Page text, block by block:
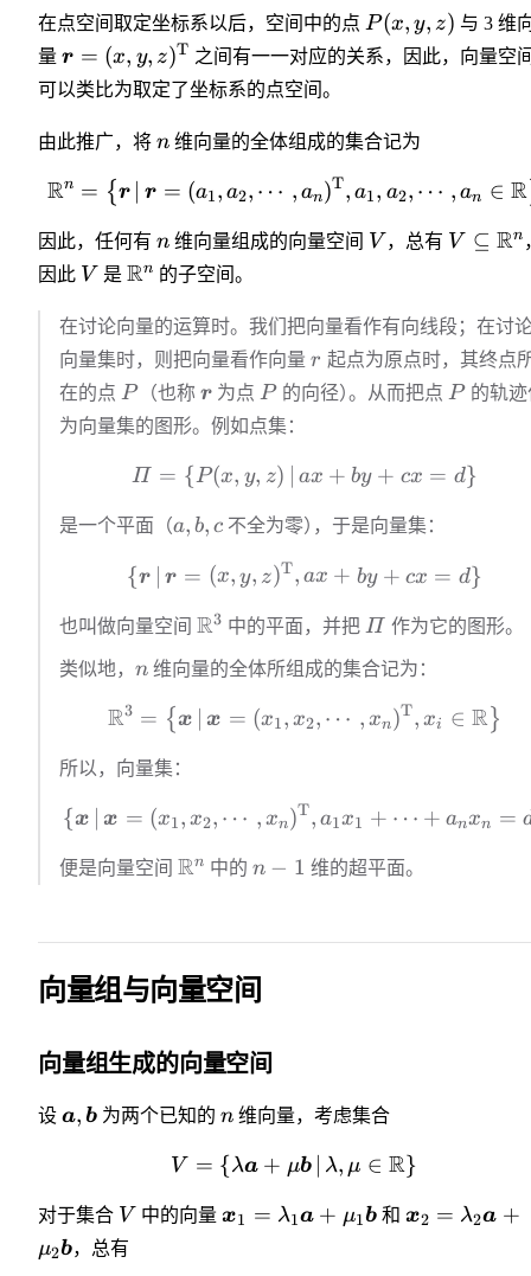
在点空间取定坐标系以后，空间中的点 P(x, y, z) 与 3 维
量 r = (x, y, z)T 之间有一一对应的关系，因此，向量空
可以类比为取定了坐标系的点空间。
由此推广，将 n 维向量的全体组成的集合记为
Rn = { r r = (a1, a2, ⋯ , an)T, a1, a2, ⋯ , an ∈ R
因此，任何有 n 维向量组成的向量空间 V ，总有 V ⊆ Rn
因此 V 是 Rn 的子空间。
在讨论向量的运算时。我们把向量看作有向线段；在讨
向量集时，则把向量看作向量 r 起点为原点时，其终点
在的点 P（也称 r 为点 P的向径）
。 从而把点 P的轨迹
为向量集的图形。例如点集：
Π = {P(x, y, z) ax + by + cx = d}
是一个平面（a, b, c 不全为零）， 于是向量集：
{r ∣ r = (x, y, z)T, ax + by + cx = d}
也叫做向量空间 R3 中的平面，并把 Π 作为它的图形。
类似地， n 维向量的全体所组成的集合记为：
R3 = { x x = (x1, x2, ⋯ , xn)T, xi ∈ R}
所以，向量集：
{x x = (x1, x2, ⋯ , xn)T, a1x1 + ⋯ + anxn =
便是向量空间 Rn 中的 n − 1 维的超平面。
向量组与向量空间
向量组生成的向量空间
设 a, b 为两个已知的n 维向量，考虑集合
V = {λa + μb λ, μ ∈ R}
对于集合 V 中的向量x1 = λ1a + μ1b和 x2 = λ2a +
μ2b，总有